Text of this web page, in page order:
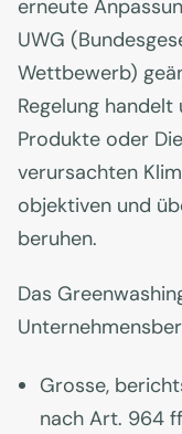
erneute
UWG
Wettbewerb)
Regelung
Produkte oder
verursachten
objektiven und
beruhen.
Das
Grosse,
nach Art. 964